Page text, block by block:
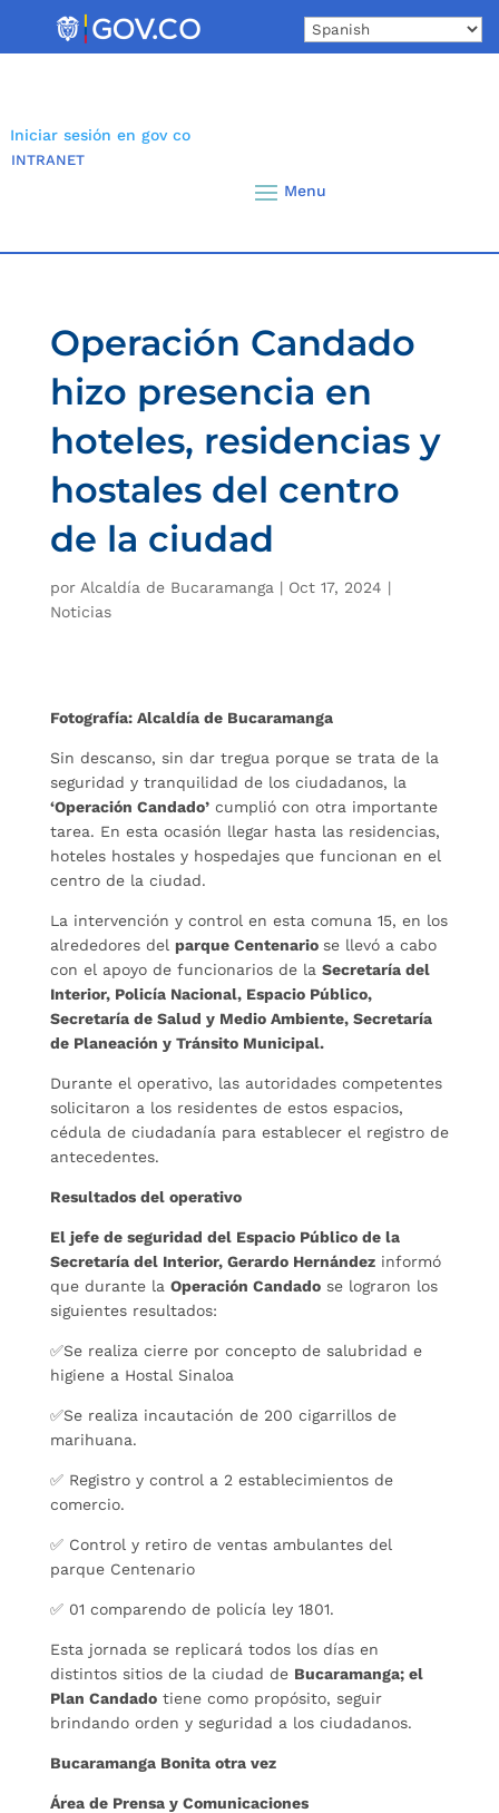
Iniciar sesión en gov co
INTRANET
Operación Candado
hizo presencia en
hoteles, residencias y
hostales del centro
de la ciudad
por Alcaldía de Bucaramanga | Oct 17, 2024 |
Noticias
Fotografía: Alcaldía de Bucaramanga
Sin descanso, sin dar tregua porque se trata de la
seguridad y tranquilidad de los ciudadanos, la
‘Operación Candado’cumplió con otra importante
tarea. En esta ocasión llegar hasta las residencias,
hoteles hostales y hospedajes que funcionan en el
centro de la ciudad.
La intervención y control en esta comuna 15, en los
alrededores del parque Centenario se llevó a cabo
con el apoyo de funcionarios de la Secretaría del
Interior, Policía Nacional, Espacio Público,
Secretaría de Salud y Medio Ambiente, Secretaría
de Planeación y Tránsito Municipal.
Durante el operativo, las autoridades competentes
solicitaron a los residentes de estos espacios,
cédula de ciudadanía para establecer el registro de
antecedentes.
Resultados del operativo
El jefe de seguridad del Espacio Público de la
Secretaría del Interior, Gerardo Hernándezinformó
que durante la Operación Candadose lograron los
siguientes resultados:
✅Se realiza cierre por concepto de salubridad e
higiene a Hostal Sinaloa
✅Se realiza incautación de 200 cigarrillos de
marihuana.
✅ Registro y control a 2 establecimientos de
comercio.
✅ Control y retiro de ventas ambulantes del
parque Centenario
✅ 01 comparendo de policía ley 1801.
Esta jornada se replicará todos los días en
distintos sitios de la ciudad de Bucaramanga; el
Plan Candadotiene como propósito, seguir
brindando orden y seguridad a los ciudadanos.
Bucaramanga Bonita otra vez
Área de Prensa y Comunicaciones